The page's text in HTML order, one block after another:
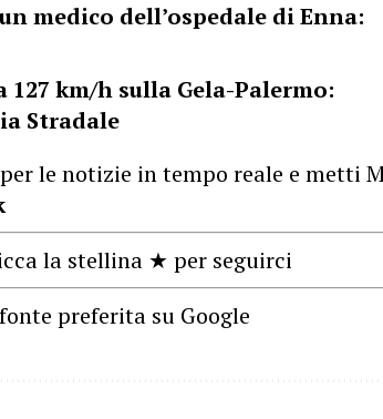
medico dell’ospedale di Enna:
127 km/h sulla Gela-Palermo:
Stradale
le notizie in tempo reale e metti
la stellina ★ per seguirci
preferita su Google